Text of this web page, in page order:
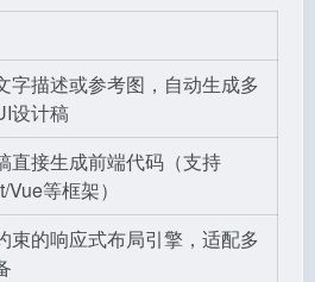
字描述或参考图，自动生成多
设计稿
直接生成前端代码（支持
Vue等框架）
束的响应式布局引擎，适配多